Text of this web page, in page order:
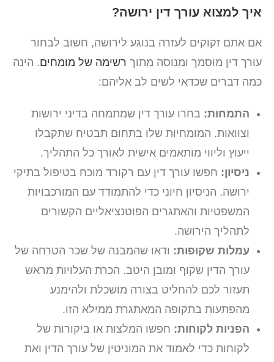
איך למצוא עורך דין ירושה?
אם אתם זקוקים לעזרה בנוגע לירושה, חשוב לבחור
עורך דין מוסמך ומנוסה מתוךרשימה של מומחים. הינה
כמה דברים שכדאי לשים לב אליהם:
התמחות:בחרו עורך דין שמתמחה בדיני ירושות
וצוואות. המומחיות שלו בתחום תבטיח שתקבלו
ייעוץ וליווי מותאמים אישית לאורך כל התהליך.
ניסיון:חפשו עורך דין עם רקורד מוכח בטיפול בתיקי
ירושה. הניסיון חיוני כדי להתמודד עם המורכבויות
המשפטיות והאתגרים הפוטנציאליים הקשורים
לתהליך הירושה.
עמלות שקופות:ודאו שהמבנה של שכר הטרחה של
עורך הדין שקוף ומובן היטב. הכרת העלויות מראש
תעזור לכם להחליט בצורה מושכלת ולהימנע
מהפתעות בתקופה המאתגרת ממילא הזו.
הפניות לקוחות:חפשו המלצות או ביקורות של
לקוחות כדי לאמוד את המוניטין של עורך הדין ואת